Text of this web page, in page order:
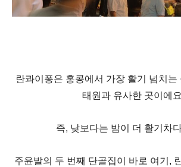
란콰이퐁은 홍콩에서 가장 활기 넘치는
태원과 유사한 곳이에
즉, 낮보다는 밤이 더 활기차
주윤발의 두 번째 단골집이 바로 여기,